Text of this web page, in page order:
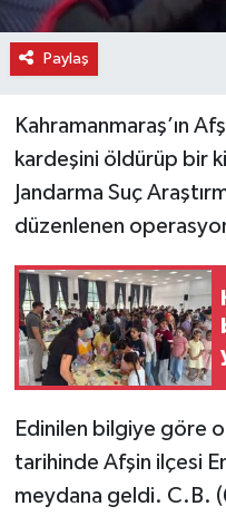
Paylaş
Kahramanmaraş’ın
kardeşini öldürüp bir
Jandarma Suç
düzenlenen
Edinilen bilgiye göre
tarihinde Afşin ilçesi
meydana geldi. C.B.